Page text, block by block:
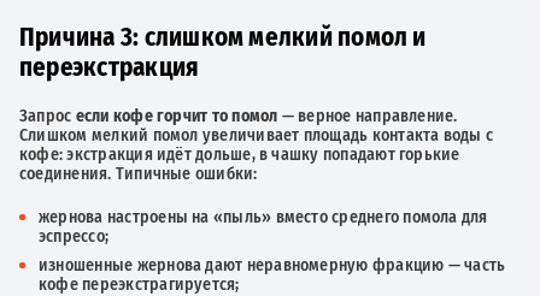
Причина 3: слишком мелкий помол и
переэкстракция
Запрос если кофе горчит то помол — верное направление.
Слишком мелкий помол увеличивает площадь контакта воды с
кофе: экстракция идёт дольше, в чашку попадают горькие
соединения. Типичные ошибки:
жернова настроены на «пыль» вместо среднего помола для
эспрессо;
изношенные жернова дают неравномерную фракцию — часть
кофе переэкстрагируется;